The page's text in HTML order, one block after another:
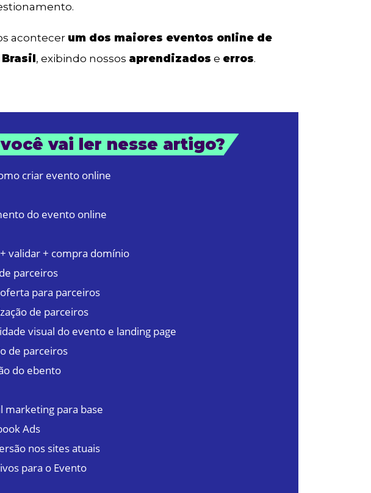
acontecer um dos maiores eventos online de
, exibindo nossos aprendizados e erros.
vai ler nesse artigo?
criar evento online
do evento online
validar + compra domínio
parceiros
para parceiros
de parceiros
visual do evento e landing page
de parceiros
do ebento
marketing para base
Ads
nos sites atuais
para o Evento